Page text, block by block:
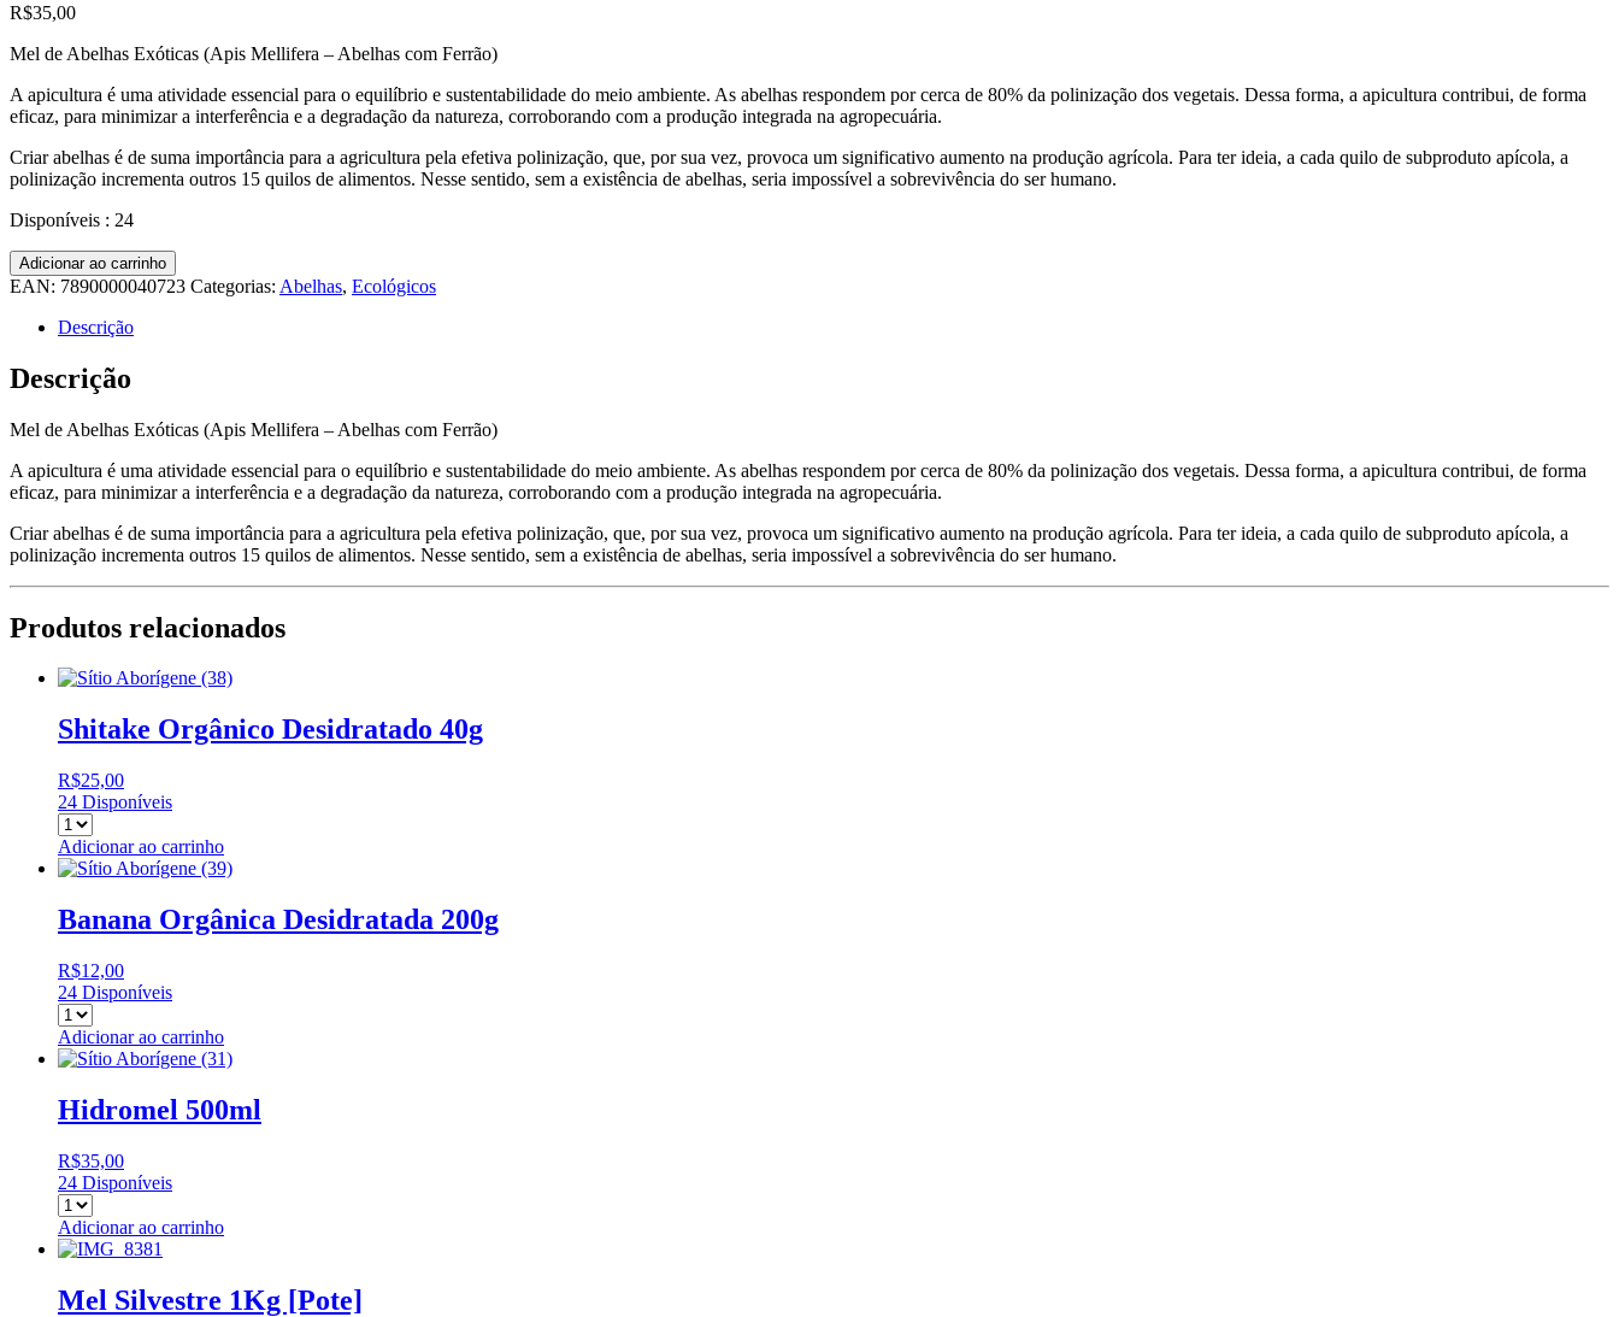
R$35,00
Mel de Abelhas Exóticas (Apis Mellifera – Abelhas com Ferrão)
A apicultura é uma atividade essencial para o equilíbrio e sustentabilidade do meio ambiente. As abelhas respondem por cerca de 80% da polinização dos vegetais. Dessa forma, a apicultura contribui, de forma
eficaz, para minimizar a interferência e a degradação da natureza, corroborando com a produção integrada na agropecuária.
Criar abelhas é de suma importância para a agricultura pela efetiva polinização, que, por sua vez, provoca um significativo aumento na produção agrícola. Para ter ideia, a cada quilo de subproduto apícola, a
polinização incrementa outros 15 quilos de alimentos. Nesse sentido, sem a existência de abelhas, seria impossível a sobrevivência do ser humano.
Disponíveis : 24
Adicionar ao carrinho
EAN: 7890000040723 Categorias: Abelhas, Ecológicos
Descrição
Descrição
Mel de Abelhas Exóticas (Apis Mellifera – Abelhas com Ferrão)
A apicultura é uma atividade essencial para o equilíbrio e sustentabilidade do meio ambiente. As abelhas respondem por cerca de 80% da polinização dos vegetais. Dessa forma, a apicultura contribui, de forma
eficaz, para minimizar a interferência e a degradação da natureza, corroborando com a produção integrada na agropecuária.
Criar abelhas é de suma importância para a agricultura pela efetiva polinização, que, por sua vez, provoca um significativo aumento na produção agrícola. Para ter ideia, a cada quilo de subproduto apícola, a
polinização incrementa outros 15 quilos de alimentos. Nesse sentido, sem a existência de abelhas, seria impossível a sobrevivência do ser humano.
Produtos relacionados
Shitake Orgânico Desidratado 40g
R$25,00
24 Disponíveis
Adicionar ao carrinho
Banana Orgânica Desidratada 200g
R$12,00
24 Disponíveis
Adicionar ao carrinho
Hidromel 500ml
R$35,00
24 Disponíveis
Adicionar ao carrinho
Mel Silvestre 1Kg [Pote]